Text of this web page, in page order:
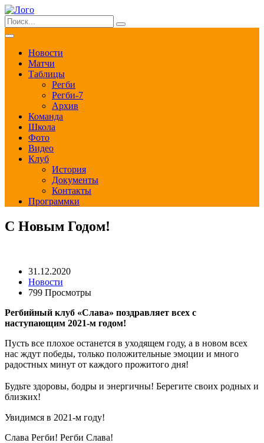
Новости
Матчи
Таблицы
Регби
Регби-7
Архив
Команда
Школа
Фото
Видео
Клуб
История
Документы
Контакты
Программки
С Новым Годом!
31.12.2020
Новости
799 Просмотры
Регбийный клуб «Слава» поздравляет всех с
наступающим 2021-м годом!
Пусть все плохое останется в уходящем году, а в новом всех
нас ждут победы, только положительные эмоции и много
радостных минут от каждого прожитого дня!
Будьте здоровы, бодры и энергичны! Берегите своих родных и
близких!
Увидимся в 2021-м году!⠀
Слава Регби! Регби Слава!